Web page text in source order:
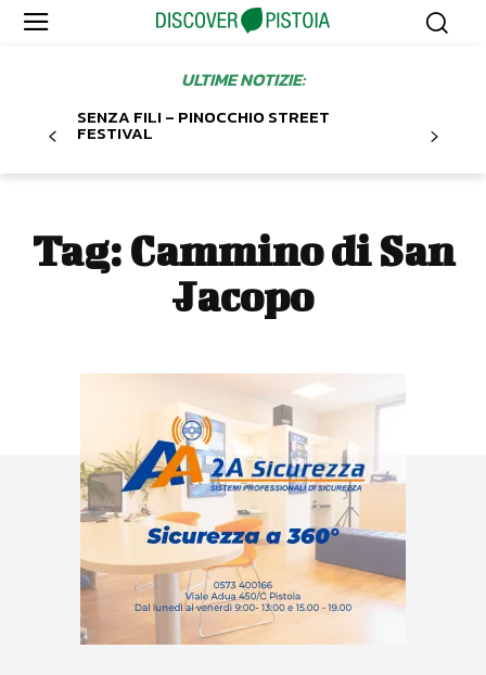
ULTIME NOTIZIE:
SENZA FILI – PINOCCHIO STREET
FESTIVAL
Tag: Cammino di San
Jacopo